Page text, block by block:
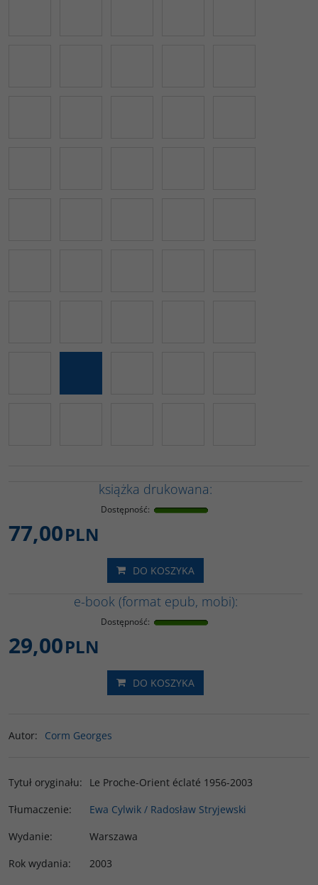
książka drukowana:
Dostępność:
77,00PLN
DO KOSZYKA
e-book (format epub, mobi):
Dostępność:
29,00PLN
DO KOSZYKA
Autor: Corm Georges
Tytuł oryginału:
Le Proche-Orient éclaté 1956-2003
Tłumaczenie:
Ewa Cylwik / Radosław Stryjewski
Wydanie:
Warszawa
Rok wydania:
2003